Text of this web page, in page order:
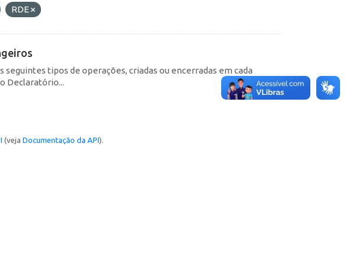
RDE
tipos de operações, criadas ou encerradas em cada
Declaratório...
(veja Documentação da API).